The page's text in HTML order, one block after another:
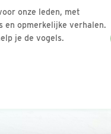
onze leden, met
en opmerkelijke verhalen.
je de vogels.